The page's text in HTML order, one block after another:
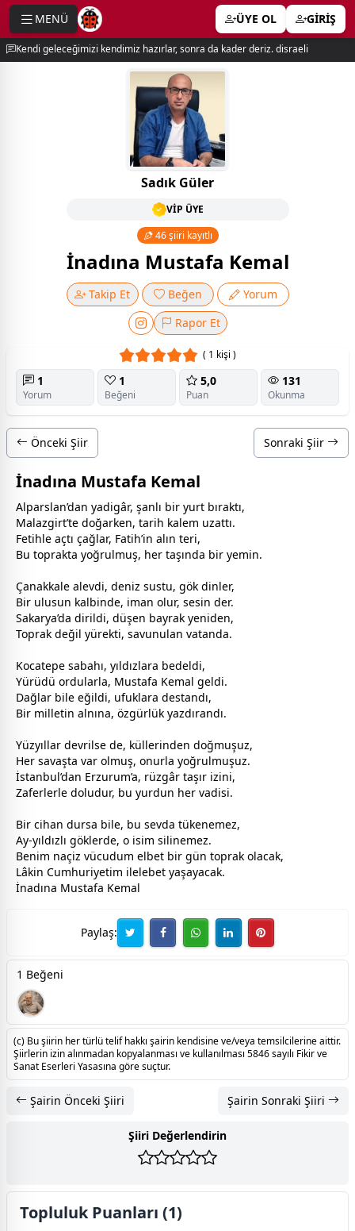
MENÜ ÜYE OL GİRİŞ
Kendi geleceğimizi kendimiz hazırlar, sonra da kader deriz. disraeli
Sadık Güler
VİP ÜYE
46 şiiri kayıtlı
İnadına Mustafa Kemal
Takip Et Beğen
Yorum
Rapor Et
( 1 kişi )
1
Yorum
1
Beğeni
5,0
Puan
131
Okunma
Önceki Şiir Sonraki Şiir
İnadına Mustafa Kemal
Alparslan’dan yadigâr, şanlı bir yurt bıraktı,
Malazgirt’te doğarken, tarih kalem uzattı.
Fetihle açtı çağlar, Fatih’in alın teri,
Bu toprakta yoğrulmuş, her taşında bir yemin.
Çanakkale alevdi, deniz sustu, gök dinler,
Bir ulusun kalbinde, iman olur, sesin der.
Sakarya’da dirildi, düşen bayrak yeniden,
Toprak değil yürekti, savunulan vatanda.
Kocatepe sabahı, yıldızlara bedeldi,
Yürüdü ordularla, Mustafa Kemal geldi.
Dağlar bile eğildi, ufuklara destandı,
Bir milletin alnına, özgürlük yazdırandı.
Yüzyıllar devrilse de, küllerinden doğmuşuz,
Her savaşta var olmuş, onurla yoğrulmuşuz.
İstanbul’dan Erzurum’a, rüzgâr taşır izini,
Zaferlerle doludur, bu yurdun her vadisi.
Bir cihan dursa bile, bu sevda tükenemez,
Ay-yıldızlı göklerde, o isim silinemez.
Benim naçiz vücudum elbet bir gün toprak olacak,
Lâkin Cumhuriyetim ilelebet yaşayacak.
İnadına Mustafa Kemal
Paylaş:
1 Beğeni
(c) Bu şiirin her türlü telif hakkı şairin kendisine ve/veya temsilcilerine aittir.
Şiirlerin izin alınmadan kopyalanması ve kullanılması 5846 sayılı Fikir ve
Sanat Eserleri Yasasına göre suçtur.
Şairin Önceki Şiiri Şairin Sonraki Şiiri
Şiiri Değerlendirin
Topluluk Puanları (1)
menu